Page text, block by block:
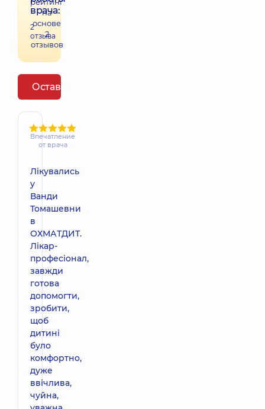
врача:
2
отзыва
на
основе
2
отзывов
Оставить отзыв
Впечатление
от врача
Лікувались
у
Ванди
Томашевни
в
ОХМАТДИТ.
Лікар-
професіонал,
завжди
готова
допомогти,
зробити,
щоб
дитині
було
комфортно,
дуже
ввічлива,
чуйна,